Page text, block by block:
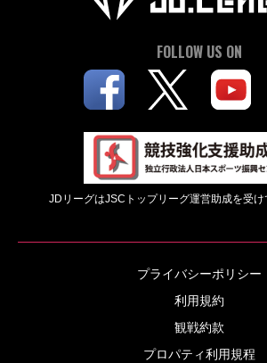
FOLLOW US ON
JDリーグはJSCトップリーグ運営助成を受
プライバシーポリシー
利用規約
観戦約款
プロパティ利用規程